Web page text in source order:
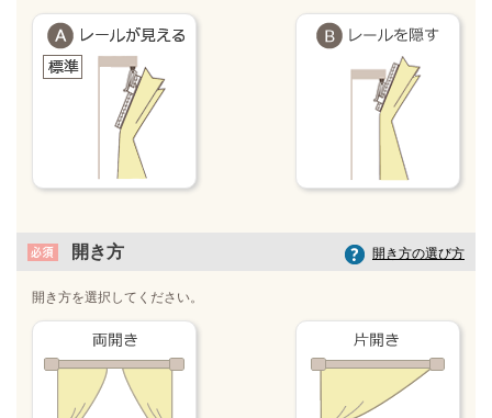
開き方 開き方の選び方
開き方を選択してください。